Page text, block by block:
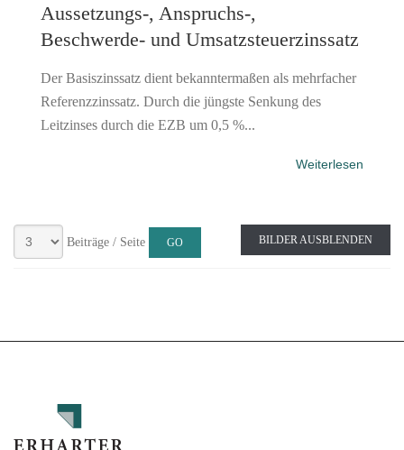
Aussetzungs-, Anspruchs-,
Beschwerde- und Umsatzsteuerzinssatz
Der Basiszinssatz dient bekanntermaßen als mehrfacher
Referenzzinssatz. Durch die jüngste Senkung des
Leitzinses durch die EZB um 0,5 %...
Weiterlesen
Beiträge / Seite BILDER AUSBLENDEN